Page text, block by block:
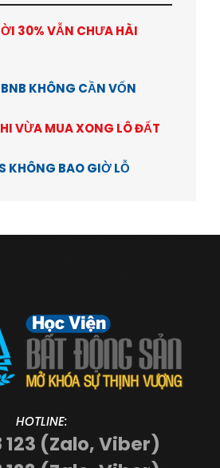
30% VẪN CHƯA HÀI
KHÔNG CẦN VỐN
VỪA MUA XONG LÔ ĐẤT
KHÔNG BAO GIỜ LỖ
HOTLINE:
123 (Zalo, Viber)